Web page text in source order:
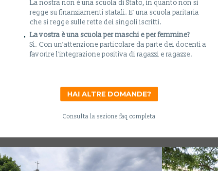
La nostra non è una scuola di Stato, in quanto non si
regge su finanziamenti statali. E’ una scuola paritaria
che si regge sulle rette dei singoli iscritti.
La vostra è una scuola per maschi e per femmine?
Sì. Con un’attenzione particolare da parte dei docenti a
favorire l’integrazione positiva di ragazzi e ragazze.
HAI ALTRE DOMANDE?
Consulta la sezione faq completa